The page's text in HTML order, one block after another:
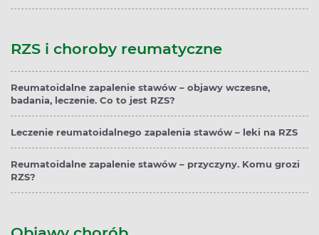
RZS i choroby reumatyczne
Reumatoidalne zapalenie stawów – objawy wczesne,
badania, leczenie. Co to jest RZS?
Leczenie reumatoidalnego zapalenia stawów – leki na RZS
Reumatoidalne zapalenie stawów – przyczyny. Komu grozi
RZS?